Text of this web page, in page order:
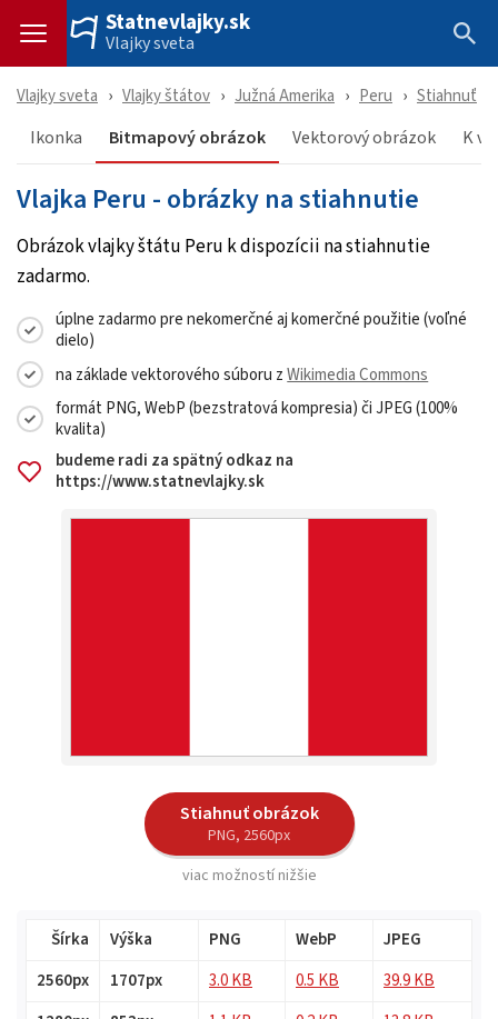
Statnevlajky.sk
Vlajky sveta
Vlajky sveta Vlajky štátov Južná Amerika Peru Stiahnuť
Ikonka Bitmapový obrázok Vektorový obrázok K
Vlajka Peru - obrázky na stiahnutie
Obrázok vlajky štátu Peru k dispozícii na stiahnutie
zadarmo.
úplne zadarmo pre nekomerčné aj komerčné použitie (voľné
dielo)
na základe vektorového súboru zWikimedia Commons
formát PNG, WebP (bezstratová kompresia) či JPEG (100%
kvalita)
budeme radi za spätný odkaz na
https://www.statnevlajky.sk
Stiahnuť obrázok
PNG, 2560px
viac možností nižšie
Šírka Výška PNG WebP
JPEG
2560px
1707px 3.0 KB 0.5 KB
39.9 KB